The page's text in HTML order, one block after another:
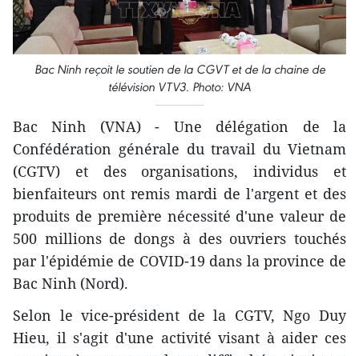
Bac Ninh reçoit le soutien de la CGVT et de la chaine de
télévision VTV3. Photo: VNA
Bac Ninh (VNA) - Une délégation de la
Confédération générale du travail du Vietnam
(CGTV) et des organisations, individus et
bienfaiteurs ont remis mardi de l'argent et des
produits de première nécessité d'une valeur de
500 millions de dongs à des ouvriers touchés
par l'épidémie de COVID-19 dans la province de
Bac Ninh (Nord).
Selon le vice-président de la CGTV, Ngo Duy
Hieu, il s'agit d'une activité visant à aider ces